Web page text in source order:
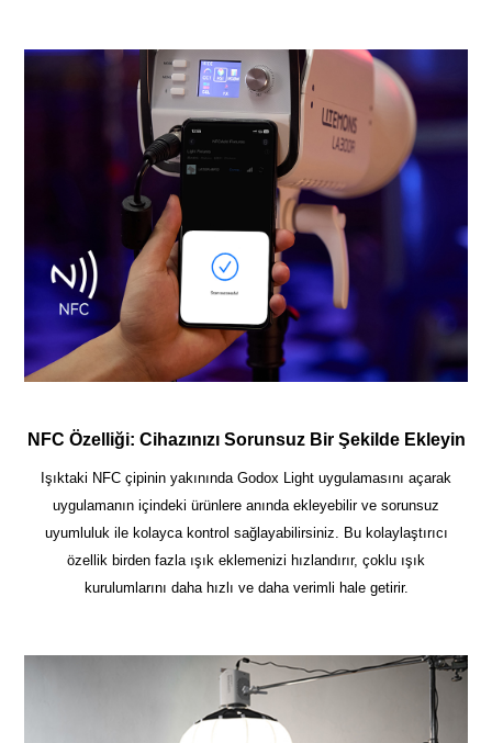
NFC Özelliği: Cihazınızı Sorunsuz Bir Şekilde Ekleyin
Işıktaki NFC çipinin yakınında Godox Light uygulamasını açarak
uygulamanın içindeki ürünlere anında ekleyebilir ve sorunsuz
uyumluluk ile kolayca kontrol sağlayabilirsiniz. Bu kolaylaştırıcı
özellik birden fazla ışık eklemenizi hızlandırır, çoklu ışık
kurulumlarını daha hızlı ve daha verimli hale getirir.